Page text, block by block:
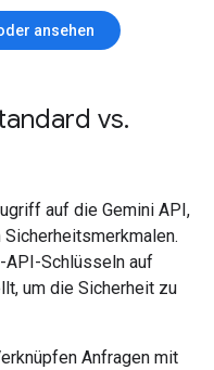
ansehen
vs.
auf die Gemini API,
API-Schlüsseln auf
um die Sicherheit zu
Anfragen mit